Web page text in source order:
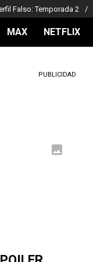
Falso: Temporada 2
MAX NETFLIX
PUBLICIDAD